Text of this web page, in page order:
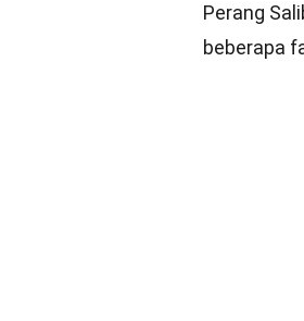
Perang
beberapa